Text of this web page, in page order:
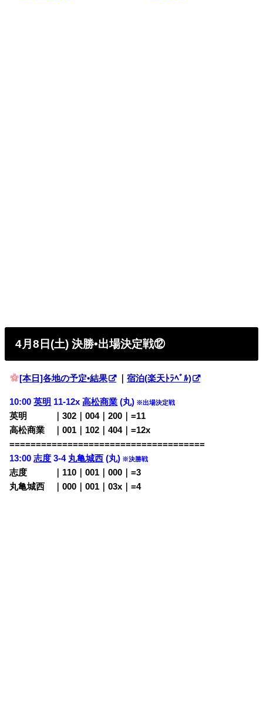
4月8日(土) 決勝•出場決定戦⑫
[本日]各地の予定•結果 ｜宿泊(楽天ﾄﾗﾍﾞﾙ)
10:00英明 11-12x高松商業 (丸) ※出場決定戦
英明 ｜302｜004｜200｜=11
高松商業 ｜001｜102｜404｜=12x
=====================================
13:00志度 3-4 丸亀城西 (丸) ※決勝戦
志度 ｜110｜001｜000｜=3
丸亀城西 ｜000｜001｜03x｜=4